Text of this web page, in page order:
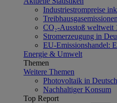
Industriestrompreise
CO₂-Ausstoß weltweit
Stromerzeugung in
EU-Emissionshandel:
Energie & Umwelt
Themen
Weitere Themen
Photovoltaik in
Nachhaltiger Konsum
Top Report